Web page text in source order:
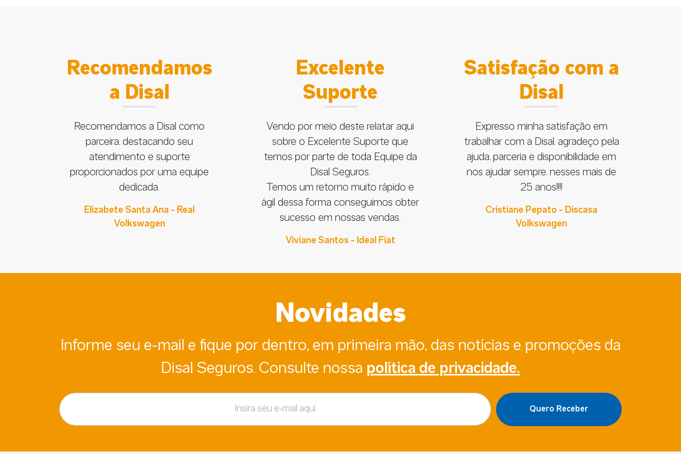
Recomendamos
a Disal
Recomendamos a Disal como
parceira, destacando seu
atendimento e suporte
proporcionados por uma equipe
dedicada.
Elizabete Santa Ana - Real
Volkswagen
Excelente
Suporte
Vendo por meio deste relatar aqui
sobre o Excelente Suporte que
temos por parte de toda Equipe da
Disal Seguros.
Temos um retorno muito rápido e
ágil dessa forma conseguimos obter
sucesso em nossas vendas.
Viviane Santos - Ideal Fiat
Satisfação com a
Disal
Expresso minha satisfação em
trabalhar com a Disal, agradeço pela
ajuda, parceria e disponibilidade em
nos ajudar sempre, nesses mais de
25 anos!!!!
Cristiane Pepato - Discasa
Volkswagen
Novidades
Informe seu e-mail e fique por dentro, em primeira mão, das notícias e promoções da
Disal Seguros. Consulte nossa política de privacidade.
Insira seu e-mail aqui
Quero Receber